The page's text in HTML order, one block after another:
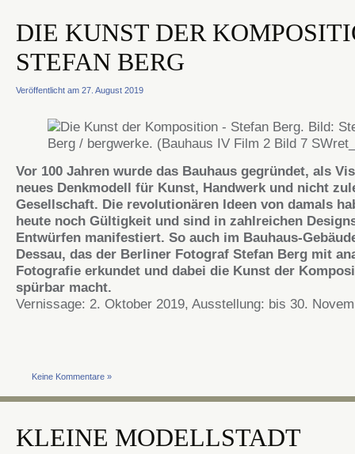
DIE KUNST DER
STEFAN BERG
Veröffentlicht am 27. August 2019
Vor 100 Jahren wurde das Bauhaus gegründet, als
neues Denkmodell für Kunst, Handwerk und nicht
Gesellschaft. Die revolutionären Ideen von damals
heute noch Gültigkeit und sind in zahlreichen
Entwürfen manifestiert. So auch im Bauhaus-
Dessau, das der Berliner Fotograf Stefan Berg mit
Fotografie erkundet und dabei die Kunst der
spürbar macht.
Vernissage: 2. Oktober 2019, Ausstellung: bis 30.
Keine Kommentare »
KLEINE MODELLSTADT